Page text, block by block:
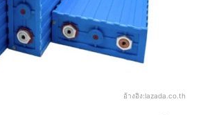
อ้างอิง:lazada.co.th